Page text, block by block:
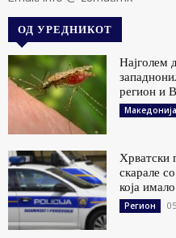
ОД УРЕДНИКОТ
Најголем
регион и
Македонија
Хрватски
скарале
која
Регион